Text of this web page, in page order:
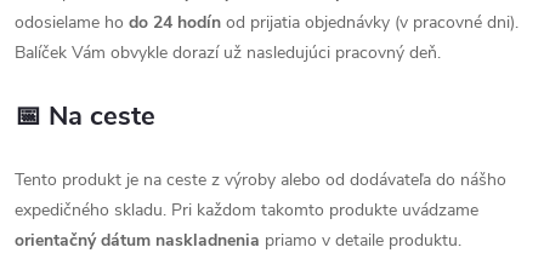
odosielame ho do 24 hodín od prijatia objednávky (v pracovné dni).
Balíček Vám obvykle dorazí už nasledujúci pracovný deň.
📅 Na ceste
Tento produkt je na ceste z výroby alebo od dodávateľa do nášho
expedičného skladu. Pri každom takomto produkte uvádzame
orientačný dátum naskladnenia priamo v detaile produktu.